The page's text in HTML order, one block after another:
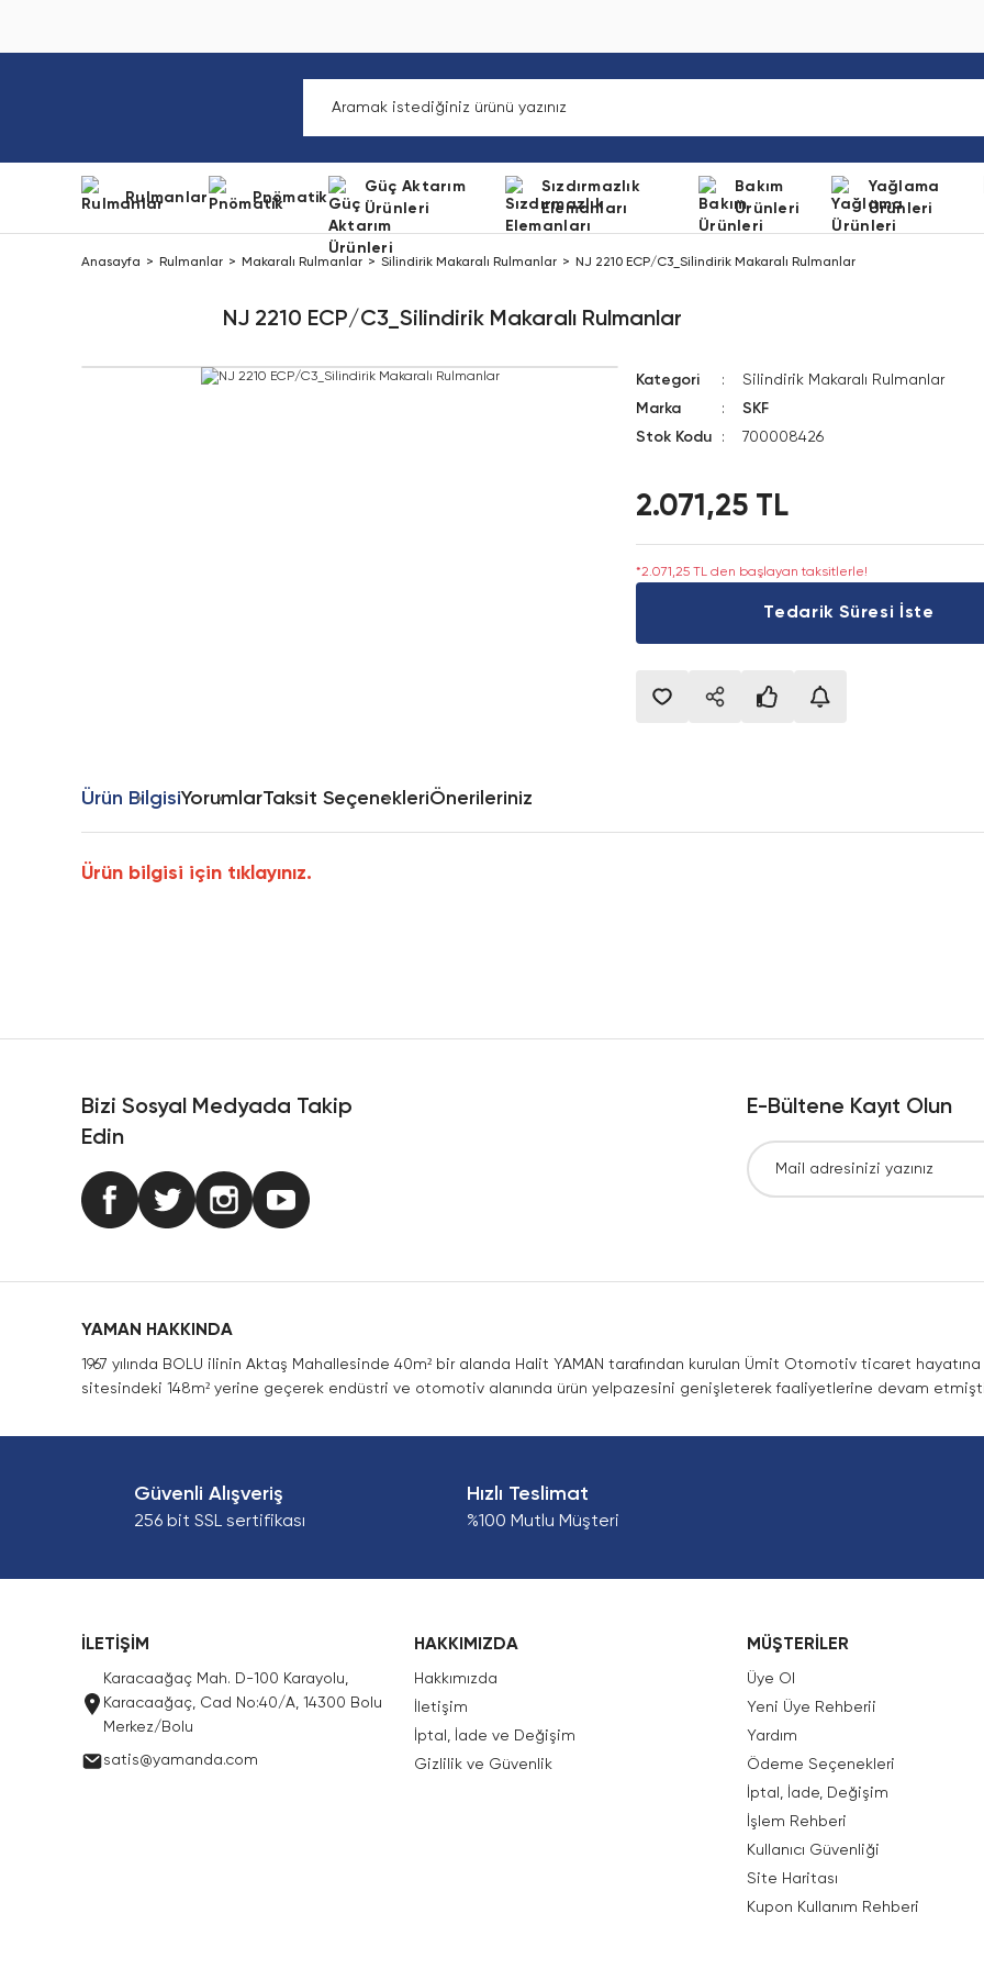
Rulmanlar Pnömatik
Güç Aktarım
Ürünleri
Sızdırmazlık
Elemanları
Bakım
Ürünleri
Yağlama
Ürünleri
Anasayfa Rulmanlar Makaralı Rulmanlar Silindirik Makaralı Rulmanlar NJ 2210 ECP/C3_Silindirik Makaralı Rulmanlar
NJ 2210 ECP/C3_Silindirik Makaralı Rulmanlar
Kategori
Silindirik Makaralı Rulmanlar
Marka
SKF
Stok Kodu
700008426
2.071,25 TL
*2.071,25 TL den başlayan taksitlerle!
Tedarik Süresi İste
Ürün BilgisiYorumlarTaksit SeçenekleriÖnerileriniz
Ürün bilgisi için tıklayınız.
Bizi Sosyal Medyada Takip
Edin
E-Bültene Kayıt Olun
YAMAN HAKKINDA
1967 yılında BOLU ilinin Aktaş Mahallesinde 40m² bir alanda Halit YAMAN tarafından kurulan Ümit Otomotiv ticaret
sitesindeki 148m² yerine geçerek endüstri ve otomotiv alanında ürün yelpazesini genişleterek faaliyetlerine devam
Güvenli Alışveriş
256 bit SSL sertifikası
Hızlı Teslimat
%100 Mutlu Müşteri
İLETİŞİM
Karacaağaç Mah. D-100 Karayolu,
Karacaağaç, Cad No:40/A, 14300 Bolu
Merkez/Bolu
satis@yamanda.com
HAKKIMIZDA
Hakkımızda
İletişim
İptal, İade ve Değişim
Gizlilik ve Güvenlik
MÜŞTERİLER
Üye Ol
Yeni Üye Rehberii
Yardım
Ödeme Seçenekleri
İptal, İade, Değişim
İşlem Rehberi
Kullanıcı Güvenliği
Site Haritası
Kupon Kullanım Rehberi